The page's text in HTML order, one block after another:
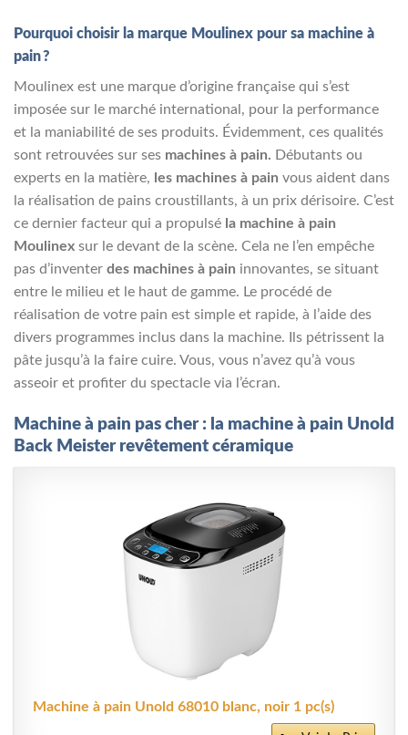
Pourquoi choisir la marque Moulinex pour sa machine à
pain ?
Moulinex est une marque d’origine française qui s’est
imposée sur le marché international, pour la performance
et la maniabilité de ses produits. Évidemment, ces qualités
sont retrouvées sur ses machines à pain. Débutants ou
experts en la matière, les machines à pain vous aident dans
la réalisation de pains croustillants, à un prix dérisoire. C’est
ce dernier facteur qui a propulsé la machine à pain
Moulinex sur le devant de la scène. Cela ne l’en empêche
pas d’inventer des machines à pain innovantes, se situant
entre le milieu et le haut de gamme. Le procédé de
réalisation de votre pain est simple et rapide, à l’aide des
divers programmes inclus dans la machine. Ils pétrissent la
pâte jusqu’à la faire cuire. Vous, vous n’avez qu’à vous
asseoir et profiter du spectacle via l’écran.
Machine à pain pas cher : la machine à pain Unold
Back Meister revêtement céramique
Machine à pain Unold 68010 blanc, noir 1 pc(s)